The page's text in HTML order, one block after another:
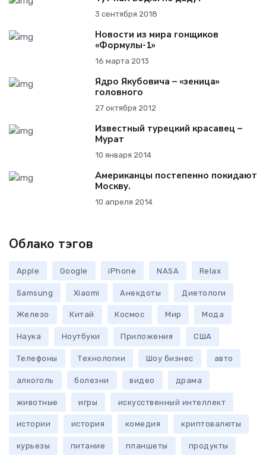
3 сентября 2018
Новости из мира гонщиков
«Формулы-1»
16 марта 2013
Ядро Якубовича – «зеница»
головного
27 октября 2012
Известный турецкий красавец –
Мурат
10 января 2014
Американцы постепенно покидают
Москву.
10 апреля 2014
Облако тэгов
Apple Google iPhone NASA Relax
Samsung Xiaomi Анекдоты Диетологи
Железо Китай Космос Мир Мода
Наука Ноутбуки Приложения США
Телефоны Технологии Шоу бизнес авто
алкоголь болезни видео драма
животные игры искусственный интеллект
истории история комедия криптовалюты
курьезы питание планшеты продукты